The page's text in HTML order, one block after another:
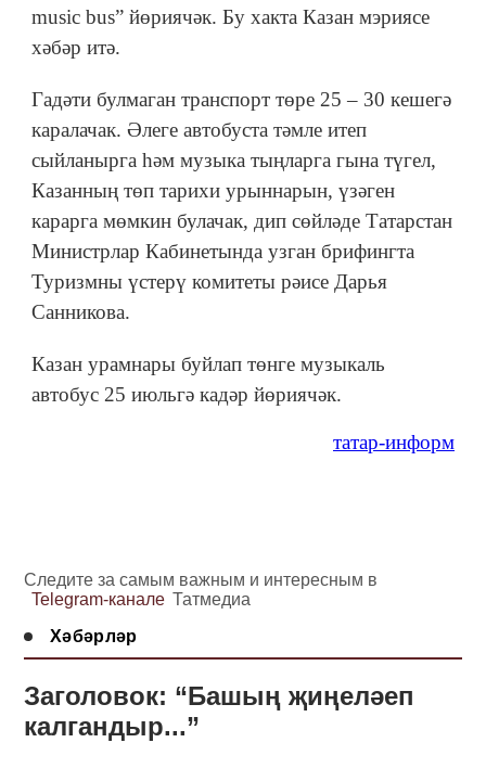
music bus” йөриячәк. Бу хакта Казан мэриясе
хәбәр итә.
Гадәти булмаган транспорт төре 25 – 30 кешегә
каралачак. Әлеге автобуста тәмле итеп
сыйланырга һәм музыка тыңларга гына түгел,
Казанның төп тарихи урыннарын, үзәген
карарга мөмкин булачак, дип сөйләде Татарстан
Министрлар Кабинетында узган брифингта
Туризмны үстерү комитеты рәисе Дарья
Санникова.
Казан урамнары буйлап төнге музыкаль
автобус 25 июльгә кадәр йөриячәк.
татар-информ
Следите за самым важным и интересным в
Telegram-канале Татмедиа
Хәбәрләр
Заголовок: “Башың җиңеләеп
калгандыр...”